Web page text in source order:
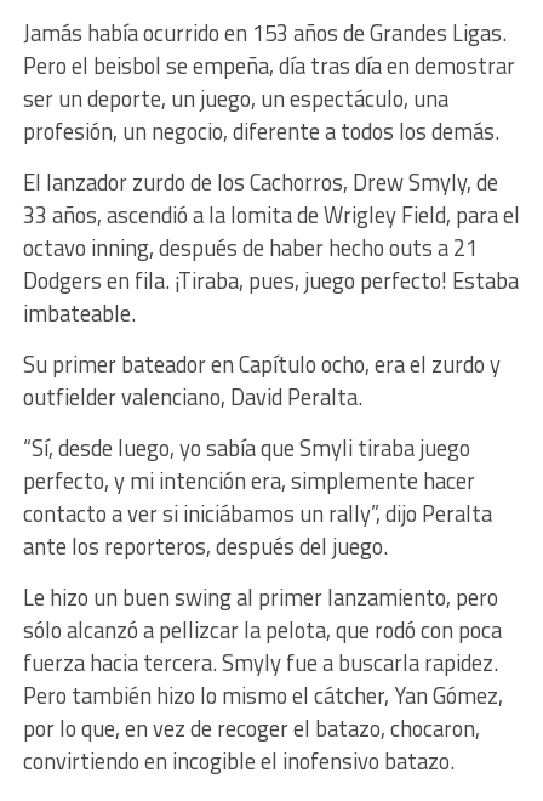
Jamás había ocurrido en 153 años de Grandes Ligas.
Pero el beisbol se empeña, día tras día en demostrar
ser un deporte, un juego, un espectáculo, una
profesión, un negocio, diferente a todos los demás.
El lanzador zurdo de los Cachorros, Drew Smyly, de
33 años, ascendió a la lomita de Wrigley Field, para el
octavo inning, después de haber hecho outs a 21
Dodgers en fila. ¡Tiraba, pues, juego perfecto! Estaba
imbateable.
Su primer bateador en Capítulo ocho, era el zurdo y
outfielder valenciano, David Peralta.
“Sí, desde luego, yo sabía que Smyli tiraba juego
perfecto, y mi intención era, simplemente hacer
contacto a ver si iniciábamos un rally”, dijo Peralta
ante los reporteros, después del juego.
Le hizo un buen swing al primer lanzamiento, pero
sólo alcanzó a pellizcar la pelota, que rodó con poca
fuerza hacia tercera. Smyly fue a buscarla rapidez.
Pero también hizo lo mismo el cátcher, Yan Gómez,
por lo que, en vez de recoger el batazo, chocaron,
convirtiendo en incogible el inofensivo batazo.